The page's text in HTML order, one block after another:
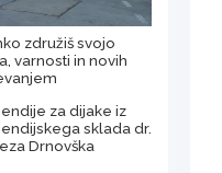
združiš svojo
varnosti in novih
za dijake iz
sklada dr.
Drnovška